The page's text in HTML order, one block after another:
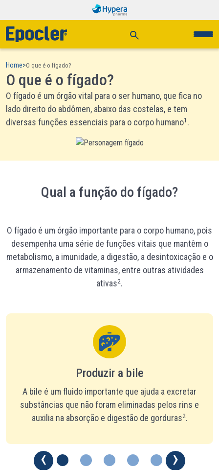
Home>O que é o fígado?
O que é o fígado?
O fígado é um órgão vital para o ser humano, que fica no
lado direito do abdômen, abaixo das costelas, e tem
diversas funções essenciais para o corpo humano1 .
Qual a função do fígado?
O fígado é um órgão importante para o corpo humano, pois
desempenha uma série de funções vitais que mantêm o
metabolismo, a imunidade, a digestão, a desintoxicação e o
armazenamento de vitaminas, entre outras atividades
ativas2.
Produzir a bile
A bile é um fluido importante que ajuda a excretar
substâncias que não foram eliminadas pelos rins e
auxilia na absorção e digestão de gorduras2.